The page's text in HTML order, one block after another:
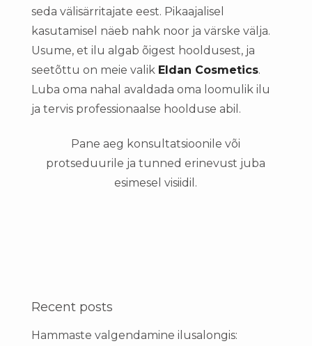
seda välisärritajate eest. Pikaajalisel
kasutamisel näeb nahk noor ja värske välja.
Usume, et ilu algab õigest hooldusest, ja
seetõttu on meie valik Eldan Cosmetics.
Luba oma nahal avaldada oma loomulik ilu
ja tervis professionaalse hoolduse abil.
Pane aeg konsultatsioonile või
protseduurile ja tunned erinevust juba
esimesel visiidil.
Recent posts
Hammaste valgendamine ilusalongis: